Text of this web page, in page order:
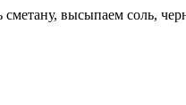
высыпаем соль,